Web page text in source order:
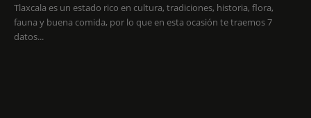
Tlaxcala es un estado rico en cultura, tradiciones, historia, flora,
fauna y buena comida, por lo que en esta ocasión te traemos 7
datos...